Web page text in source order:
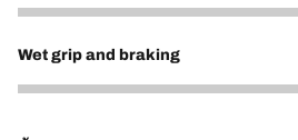
5
Wet grip and braking
4